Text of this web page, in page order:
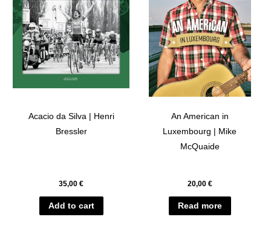
Acacio da Silva | Henri
Bressler
35,00€
Add to cart
An American in
Luxembourg | Mike
McQuaide
20,00 €
Read more